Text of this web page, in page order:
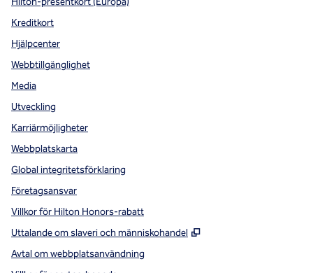
Kreditkort
Hjälpcenter
Webbtillgänglighet
Media
Utveckling
Karriärmöjligheter
Webbplatskarta
Global integritetsförklaring
Företagsansvar
Villkor för Hilton Honors-rabatt
Uttalande om slaveri och människohandel
,
Avtal om webbplatsanvändning